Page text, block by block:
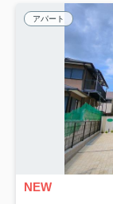
アパート
NEW